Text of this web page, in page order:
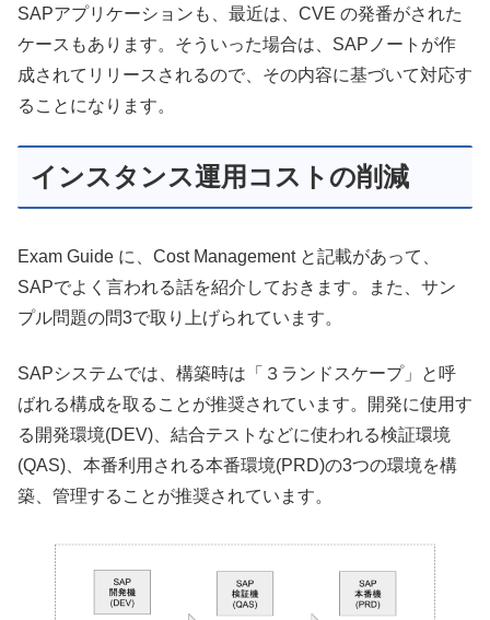
SAPアプリケーションも、最近は、CVE の発番がされた
ケースもあります。そういった場合は、SAPノートが作
成されてリリースされるので、その内容に基づいて対応す
ることになります。
インスタンス運用コストの削減
Exam Guide に、Cost Management と記載があって、
SAPでよく言われる話を紹介しておきます。また、サン
プル問題の問3で取り上げられています。
SAPシステムでは、構築時は「３ランドスケープ」と呼
ばれる構成を取ることが推奨されています。開発に使用す
る開発環境(DEV)、結合テストなどに使われる検証環境
(QAS)、本番利用される本番環境(PRD)の3つの環境を構
築、管理することが推奨されています。